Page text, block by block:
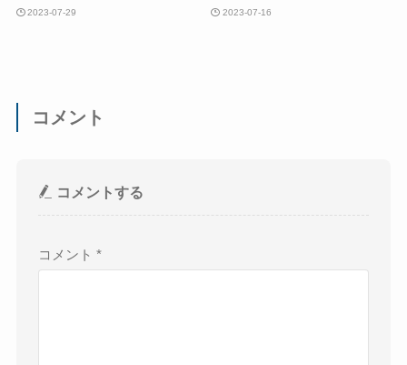
2023-07-29 2023-07-16
コメント
コメントする
コメント*